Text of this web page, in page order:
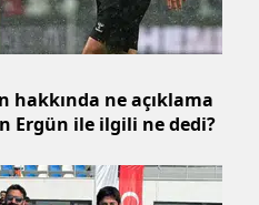
hakkında ne açıklama
Ergün ile ilgili ne dedi?